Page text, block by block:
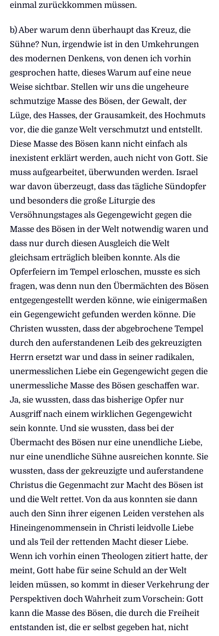
einmal zurückkommen müssen.
b) Aber warum denn überhaupt das Kreuz, die
Sühne? Nun, irgendwie ist in den Umkehrungen
des modernen Denkens, von denen ich vorhin
gesprochen hatte, dieses Warum auf eine neue
Weise sichtbar. Stellen wir uns die ungeheure
schmutzige Masse des Bösen, der Gewalt, der
Lüge, des Hasses, der Grausamkeit, des Hochmuts
vor, die die ganze Welt verschmutzt und entstellt.
Diese Masse des Bösen kann nicht einfach als
inexistent erklärt werden, auch nicht von Gott. Sie
muss aufgearbeitet, überwunden werden. Israel
war davon überzeugt, dass das tägliche Sündopfer
und besonders die große Liturgie des
Versöhnungstages als Gegengewicht gegen die
Masse des Bösen in der Welt notwendig waren und
dass nur durch diesen Ausgleich die Welt
gleichsam erträglich bleiben konnte. Als die
Opferfeiern im Tempel erloschen, musste es sich
fragen, was denn nun den Übermächten des Bösen
entgegengestellt werden könne, wie einigermaßen
ein Gegengewicht gefunden werden könne. Die
Christen wussten, dass der abgebrochene Tempel
durch den auferstandenen Leib des gekreuzigten
Herrn ersetzt war und dass in seiner radikalen,
unermesslichen Liebe ein Gegengewicht gegen die
unermessliche Masse des Bösen geschaffen war.
Ja, sie wussten, dass das bisherige Opfer nur
Ausgriff nach einem wirklichen Gegengewicht
sein konnte. Und sie wussten, dass bei der
Übermacht des Bösen nur eine unendliche Liebe,
nur eine unendliche Sühne ausreichen konnte. Sie
wussten, dass der gekreuzigte und auferstandene
Christus die Gegenmacht zur Macht des Bösen ist
und die Welt rettet. Von da aus konnten sie dann
auch den Sinn ihrer eigenen Leiden verstehen als
Hineingenommensein in Christi leidvolle Liebe
und als Teil der rettenden Macht dieser Liebe.
Wenn ich vorhin einen Theologen zitiert hatte, der
meint, Gott habe für seine Schuld an der Welt
leiden müssen, so kommt in dieser Verkehrung der
Perspektiven doch Wahrheit zum Vorschein: Gott
kann die Masse des Bösen, die durch die Freiheit
entstanden ist, die er selbst gegeben hat, nicht